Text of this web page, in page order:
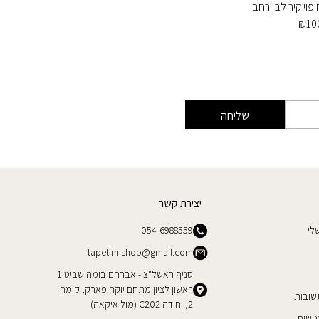
קיר לבן רחב
₪
שליחה
יצירת קשר
054-6988559
tapetim.shop@gmail.com
סניף ראשל"צ - אברהם בומה שביט 1
ראשון לציון מתחם יוקה פארק, קומה
2, יחידה C202 (מול איקאה)